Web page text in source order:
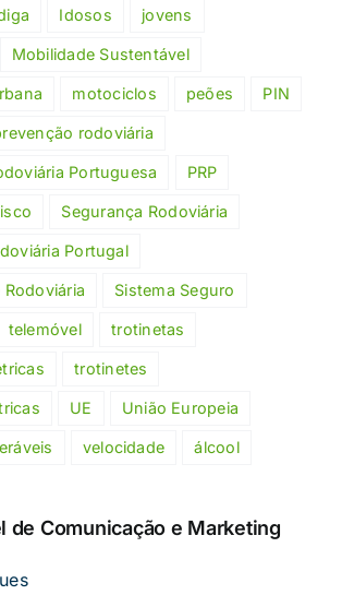
Idosos jovens
Mobilidade Sustentável
motociclos peões PIN
rodoviária
Portuguesa PRP
Segurança Rodoviária
Portugal
Sistema Seguro
telemóvel trotinetas
trotinetes
UE União Europeia
velocidade álcool
de Comunicação e Marketing